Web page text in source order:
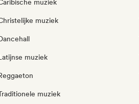
muziek
muziek
muziek
muziek